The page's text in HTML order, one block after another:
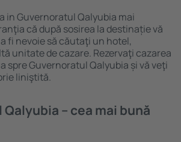
in Guvernoratul Qalyubia mai
că după sosirea la destinație vă
fi nevoie să căutaţi un hotel,
unitate de cazare. Rezervaţi cazarea
spre Guvernoratul Qalyubia și vă veţi
liniştită.
– cea mai bună